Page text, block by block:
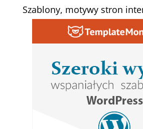
Szablony, motywy stron